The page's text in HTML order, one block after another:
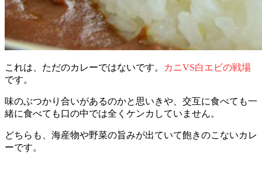
これは、ただのカレーではないです。
カニVS白エビの戦場
です。
味のぶつかり合いがあるのかと思いきや、交互に食べても一
緒に食べても口の中では全くケンカしていません。
どちらも、海産物や野菜の旨みが出ていて飽きのこないカレ
ーです。